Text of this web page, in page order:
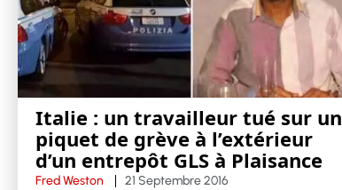
Italie : un travailleur tué sur un
piquet de grève à l’extérieur
d’un entrepôt GLS à Plaisance
Fred Weston 21 Septembre 2016